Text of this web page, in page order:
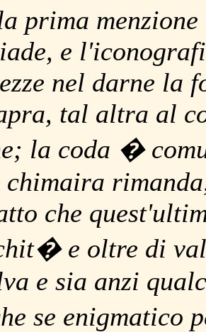
prima
e
nel darne la
tal altra al
la coda �
chimaira
che
e oltre di
e sia anzi
se